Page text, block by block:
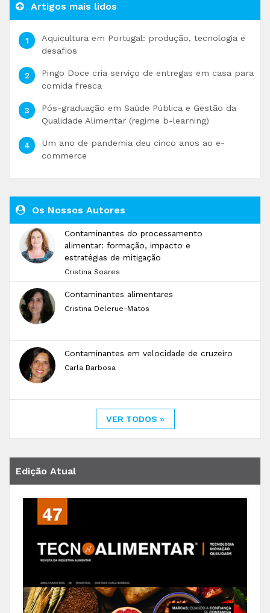
Artigos mais lidos
Aquicultura em Portugal: produção, tecnologia e
desafios
Pingo Doce cria serviço de entregas em casa para
comida fresca
Pós-graduação em Saúde Pública e Gestão da
Qualidade Alimentar (regime b-learning)
Um ano de pandemia deu cinco anos ao e-
commerce
Os Nossos Autores
Contaminantes do processamento
alimentar: formação, impacto e
estratégias de mitigação
Cristina Soares
Contaminantes alimentares
Cristina Delerue-Matos
Contaminantes em velocidade de cruzeiro
Carla Barbosa
VER TODOS »
Edição Atual